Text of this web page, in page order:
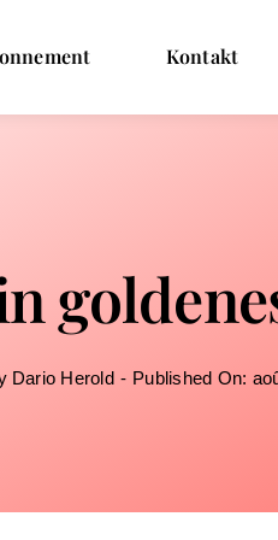
Kontakt
Dario Herold - Published On: